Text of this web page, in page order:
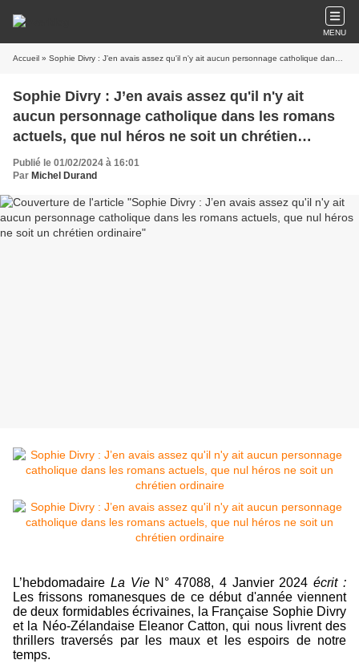
MENU
Accueil » Sophie Divry : J’en avais assez qu'il n'y ait aucun personnage catholique dans les romans actuels, que nul héros ne soit un chrétien ordinaire
Sophie Divry : J’en avais assez qu'il n'y ait
aucun personnage catholique dans les romans
actuels, que nul héros ne soit un chrétien
ordinaire
Publié le 01/02/2024 à 16:01
Par Michel Durand
L’hebdomadaire La Vie N° 47088, 4 Janvier 2024 écrit :
Les frissons romanesques de ce début d'année viennent
de deux formidables écrivaines, la Française Sophie Divry
et la Néo-Zélandaise Eleanor Catton, qui nous livrent des
thrillers traversés par les maux et les espoirs de notre
temps.